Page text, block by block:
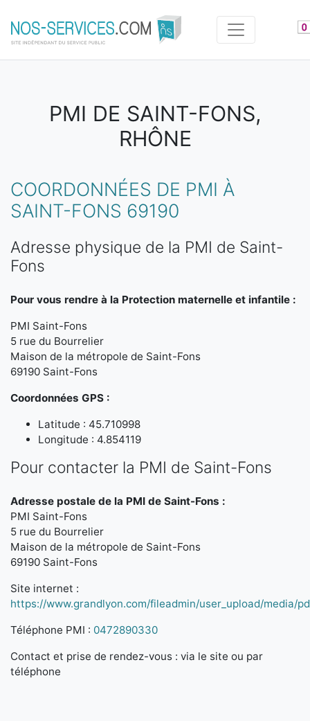
PMI DE SAINT-FONS,
RHÔNE
COORDONNÉES DE PMI À
SAINT-FONS 69190
Adresse physique de la PMI de Saint-
Fons
Pour vous rendre à la Protection maternelle et infantile :
PMI Saint-Fons
5 rue du Bourrelier
Maison de la métropole de Saint-Fons
69190 Saint-Fons
Coordonnées GPS :
Latitude : 45.710998
Longitude : 4.854119
Pour contacter la PMI de Saint-Fons
Adresse postale de la PMI de Saint-Fons :
PMI Saint-Fons
5 rue du Bourrelier
Maison de la métropole de Saint-Fons
69190 Saint-Fons
Site internet :
https://www.grandlyon.com/fileadmin/user_upload/media/
Téléphone PMI : 0472890330
Contact et prise de rendez-vous : via le site ou par
téléphone